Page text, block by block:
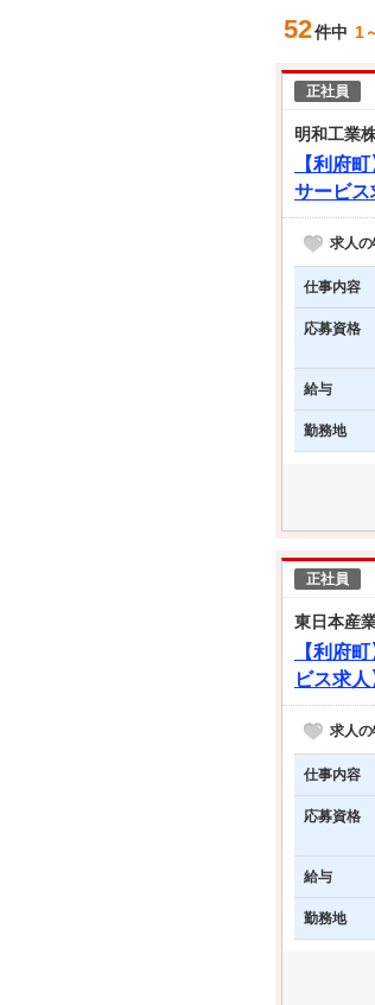
52件中 1
正社員
明和工業
【利府
サービス
求人
仕事内容
応募資格
給与
勤務地
正社員
東日本産
【利府
ビス求人
求人
仕事内容
応募資格
給与
勤務地